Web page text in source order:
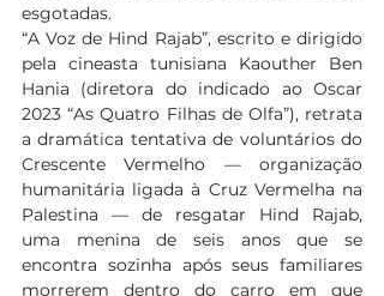
esgotadas.
“A Voz de Hind Rajab”, escrito e dirigido
pela cineasta tunisiana Kaouther Ben
Hania (diretora do indicado ao Oscar
2023 “As Quatro Filhas de Olfa”), retrata
a dramática tentativa de voluntários do
Crescente Vermelho — organização
humanitária ligada à Cruz Vermelha na
Palestina — de resgatar Hind Rajab,
uma menina de seis anos que se
encontra sozinha após seus familiares
morrerem dentro do carro em que